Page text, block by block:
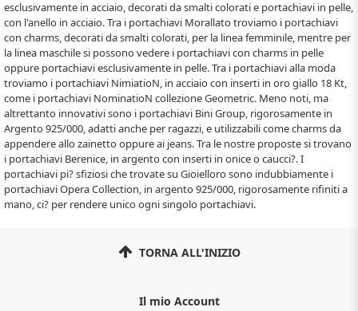
esclusivamente in acciaio, decorati da smalti colorati e portachiavi in pelle,
con l'anello in acciaio. Tra i portachiavi Morallato troviamo i portachiavi
con charms, decorati da smalti colorati, per la linea femminile, mentre per
la linea maschile si possono vedere i portachiavi con charms in pelle
oppure portachiavi esclusivamente in pelle. Tra i portachiavi alla moda
troviamo i portachiavi NimiatioN, in acciaio con inserti in oro giallo 18 Kt,
come i portachiavi NominatioN collezione Geometric. Meno noti, ma
altrettanto innovativi sono i portachiavi Bini Group, rigorosamente in
Argento 925/000, adatti anche per ragazzi, e utilizzabili come charms da
appendere allo zainetto oppure ai jeans. Tra le nostre proposte si trovano
i portachiavi Berenice, in argento con inserti in onice o caucci?. I
portachiavi pi? sfiziosi che trovate su Gioielloro sono indubbiamente i
portachiavi Opera Collection, in argento 925/000, rigorosamente rifiniti a
mano, ci? per rendere unico ogni singolo portachiavi.
TORNA ALL'INIZIO
Il mio Account